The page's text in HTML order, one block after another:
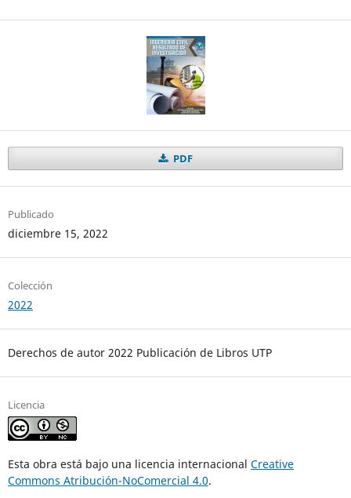
PDF
Publicado
diciembre 15, 2022
Colección
2022
Derechos de autor 2022 Publicación de Libros UTP
Licencia
Esta obra está bajo una licencia internacional Creative
Commons Atribución-NoComercial 4.0.